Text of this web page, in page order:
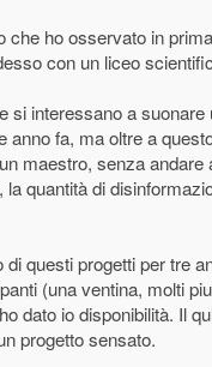
che ho osservato in
con un liceo
si interessano a
anno fa, ma oltre a
maestro, senza
quantità di
questi progetti per tre
(una ventina, molti
dato io disponibilità. Il
progetto sensato.